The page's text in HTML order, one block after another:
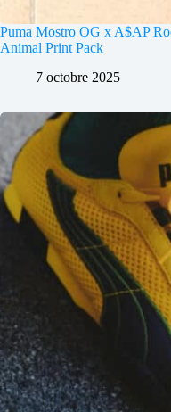
Puma Mostro OG x A$AP
Animal Print Pack
7 octobre 2025